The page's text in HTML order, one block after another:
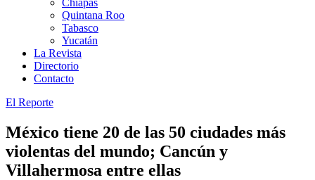
Chiapas
Quintana Roo
Tabasco
Yucatán
La Revista
Directorio
Contacto
El Reporte
México tiene 20 de las 50 ciudades más
violentas del mundo; Cancún y
Villahermosa entre ellas